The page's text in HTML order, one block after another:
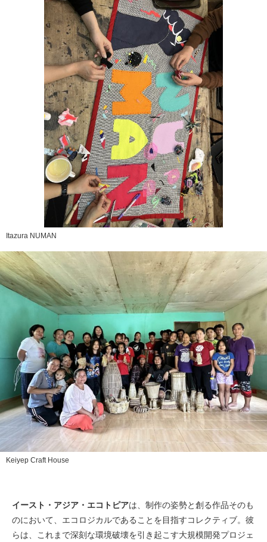
Itazura NUMAN
Keiyep Craft House
イースト・アジア・エコトピアは、制作の姿勢と創る作品そのも
のにおいて、エコロジカルであることを目指すコレクティブ。彼
らは、これまで深刻な環境破壊を引き起こす大規模開発プロジェ